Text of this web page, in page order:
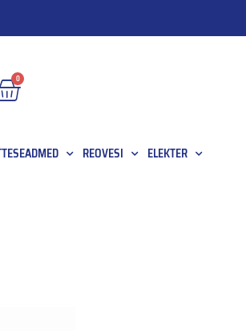
0
REOVESI ELEKTER